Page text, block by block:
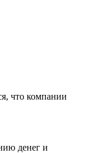
что компании
денег и